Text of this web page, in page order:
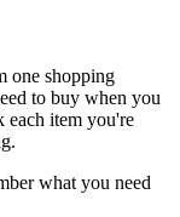
one shopping
to buy when you
each item you're
what you need